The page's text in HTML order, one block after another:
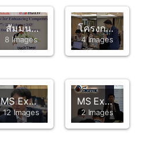
with AI
Unlocking
Growth
and
Competitiveness
บริหาร”
เสริม
ศักยภาพ
การ
ประปา
ภูมิภาค
สัมมนา
ปัญญา
ประดิษฐ์
เพิ่ม
ศักยภาพ
ในการ
แข่งขัน
8 Images
โครงการ
การขับ
เคลื่อน
จัดการ
ความรู้
และจัด
เก็บองค์
ความรู้ที่
4 Images
MS Excel
for
Optimization
12 Images
MS Excel
for
Logistics
2 Images